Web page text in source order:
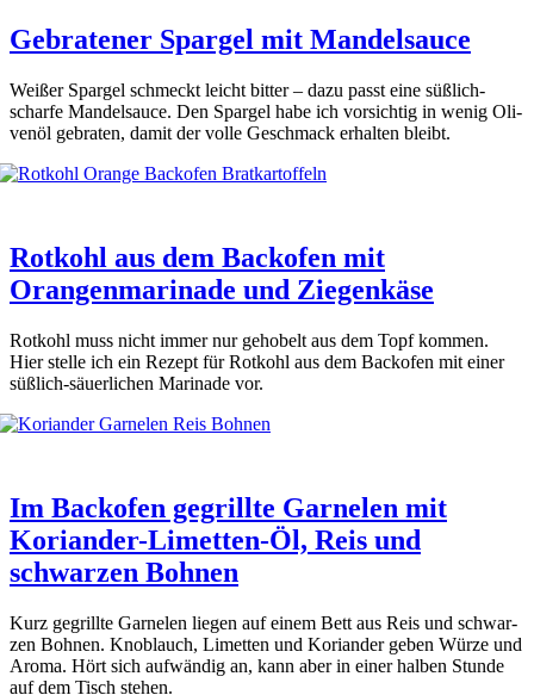
Gebratener Spargel mit Mandelsauce
Wei­ßer Spar­gel schmeckt leicht bit­ter – dazu passt eine süß­lich-
schar­fe Man­del­sauce. Den Spar­gel habe ich vor­sich­tig in wenig Oli­
ven­öl gebra­ten, damit der vol­le Geschmack erhal­ten bleibt.
Rotkohl aus dem Backofen mit
Orangenmarinade und Ziegenkäse
Rot­kohl muss nicht immer nur geho­belt aus dem Topf kom­men.
Hier stel­le ich ein Rezept für Rot­kohl aus dem Back­ofen mit einer
süß­lich-säu­er­li­chen Mari­na­de vor.
Im Backofen gegrillte Garnelen mit
Koriander-Limetten-Öl, Reis und
schwarzen Bohnen
Kurz gegrill­te Gar­ne­len lie­gen auf einem Bett aus Reis und schwar­
zen Boh­nen. Knob­lauch, Limet­ten und Kori­an­der geben Wür­ze und
Aro­ma. Hört sich auf­wän­dig an, kann aber in einer hal­ben Stun­de
auf dem Tisch ste­hen.